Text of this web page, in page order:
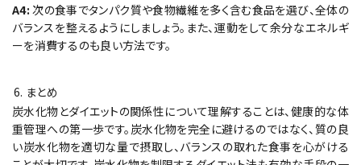
A4: 次の食事でタンパク質や食物繊維を多く含む食品を選び、全体の
バランスを整えるようにしましょう。また、運動をして余分なエネルギ
ーを消費するのも良い方法です。
まとめ
炭水化物とダイエットの関係性について理解することは、健康的な体
重管理への第一歩です。炭水化物を完全に避けるのではなく、質の良
い炭水化物を適切な量で摂取し、バランスの取れた食事を心がける